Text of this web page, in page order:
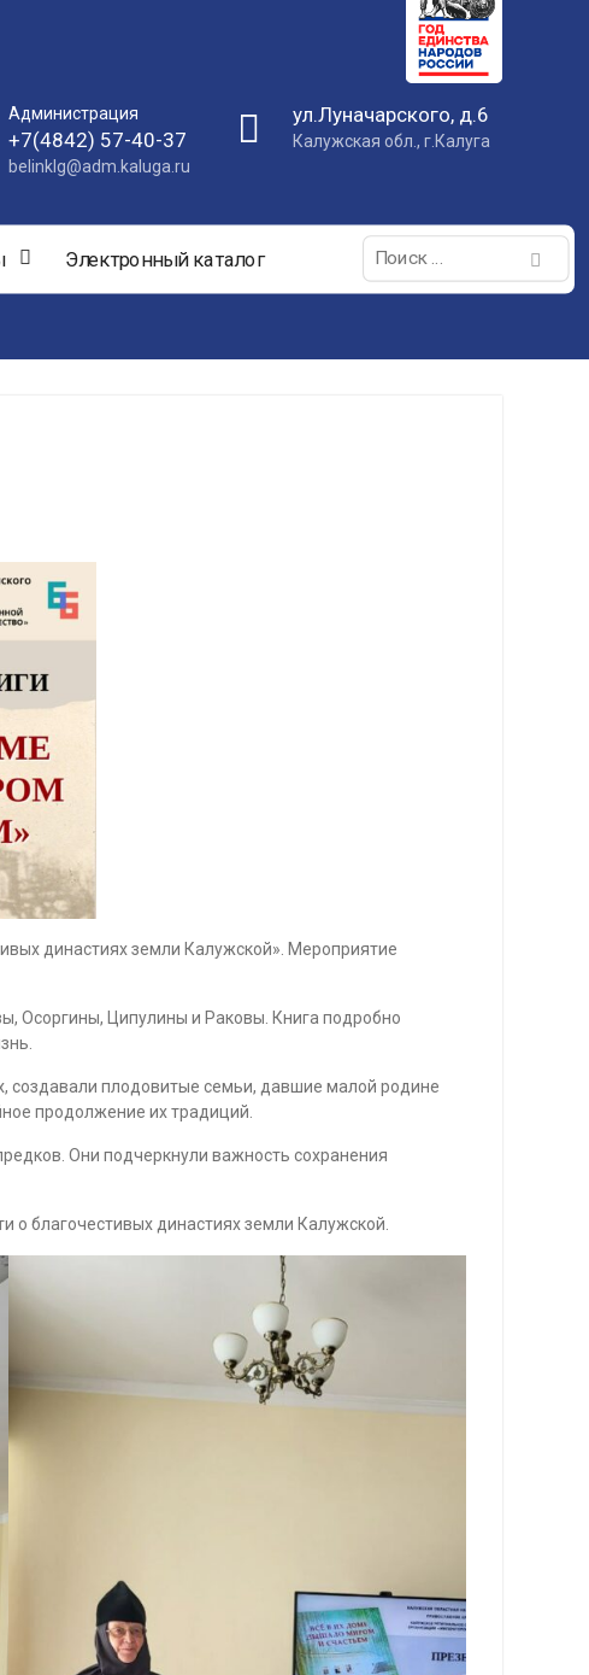
Администрация
+7(4842) 57-40-37
belinklg@adm.kaluga.ru
ул.Луначарского, д.6
Калужская обл., г.Калуга
Электронный каталог
Поиск:
династиях земли Калужской». Мероприятие
Осоргины, Ципулины и Раковы. Книга подробно
создавали плодовитые семьи, давшие малой родине
продолжение их традиций.
Они подчеркнули важность сохранения
о благочестивых династиях земли Калужской.